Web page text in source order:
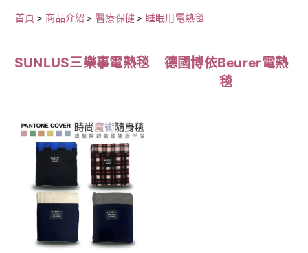
首頁 >商品介紹 >醫療保健> 睡眠用電熱毯
SUNLUS三樂事電熱毯
德國博依Beurer電熱
毯